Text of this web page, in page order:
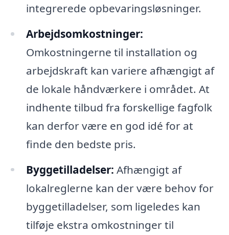
integrerede opbevaringsløsninger.
Arbejdsomkostninger:
Omkostningerne til installation og
arbejdskraft kan variere afhængigt af
de lokale håndværkere i området. At
indhente tilbud fra forskellige fagfolk
kan derfor være en god idé for at
finde den bedste pris.
Byggetilladelser: Afhængigt af
lokalreglerne kan der være behov for
byggetilladelser, som ligeledes kan
tilføje ekstra omkostninger til